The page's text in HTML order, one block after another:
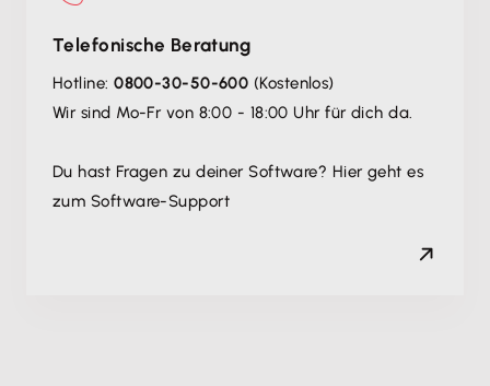
Telefonische Beratung
Hotline:0800-30-50-600 (Kostenlos)
Wir sind Mo-Fr von 8:00 - 18:00 Uhr für dich da.
Du hast Fragen zu deiner Software? Hier geht es
zum Software-Support